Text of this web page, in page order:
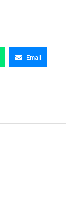
Email